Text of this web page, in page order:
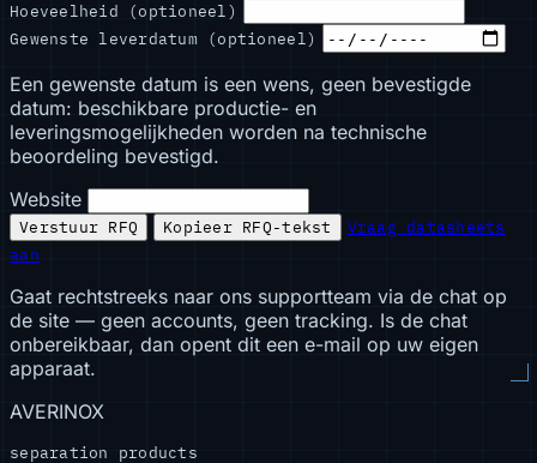
Hoeveelheid (optioneel)
Gewenste leverdatum (optioneel)
Een gewenste datum is een wens, geen bevestigde
datum: beschikbare productie- en
leveringsmogelijkheden worden na technische
beoordeling bevestigd.
Website
Verstuur RFQ Kopieer RFQ-tekst
Vraag datasheets
aan
Gaat rechtstreeks naar ons supportteam via de chat op
de site — geen accounts, geen tracking. Is de chat
onbereikbaar, dan opent dit een e-mail op uw eigen
apparaat.
AVERINOX
separation products